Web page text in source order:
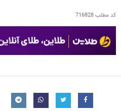
کد مطلب716828